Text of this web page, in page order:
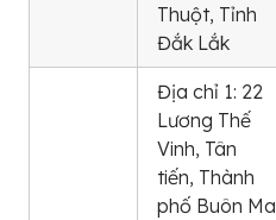
Thuột, Tỉnh
Đắk Lắk
Địa chỉ 1: 22
Lương Thế
Vinh, Tân
tiến, Thành
phố Buôn Ma